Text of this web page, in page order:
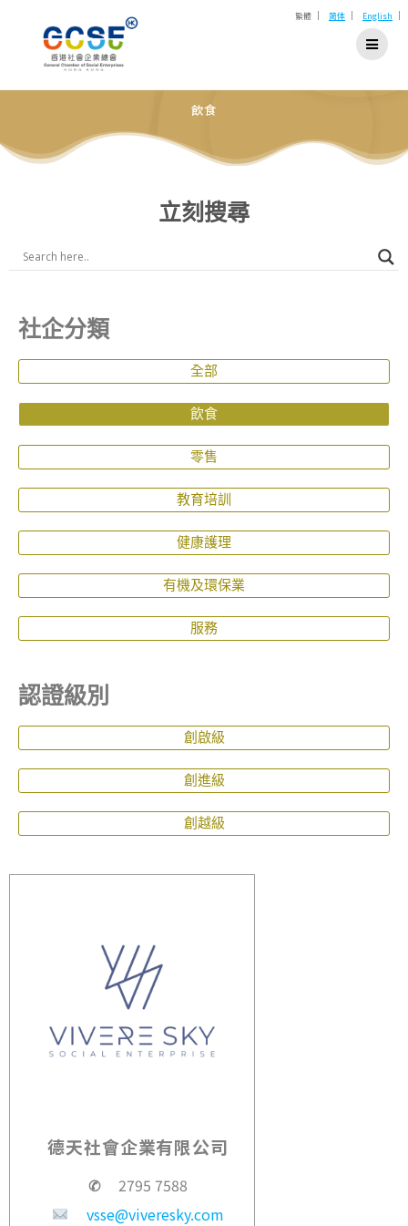
飲食
立刻搜尋
社企分類
全部
飲食
零售
教育培訓
健康護理
有機及環保業
服務
認證級別
創啟級
創進級
創越級
德天社會企業有限公司
✆
2795 7588
vsse@viveresky.com
繁體 | 简体 | English |